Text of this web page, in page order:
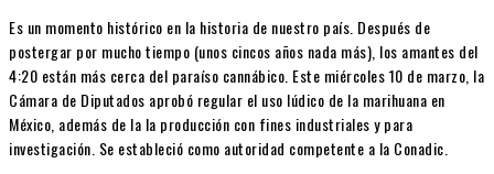
Es un momento histórico en la historia de nuestro país. Después de
postergar por mucho tiempo (unos cincos años nada más), los amantes del
4:20 están más cerca del paraíso cannábico. Este miércoles 10 de marzo, la
Cámara de Diputados aprobó regular el uso lúdico de la marihuana en
México, además de la la producción con fines industriales y para
investigación. Se estableció como autoridad competente a la Conadic.